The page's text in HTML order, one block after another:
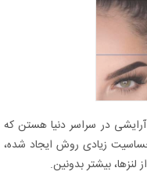
آرایشی در سراسر دنیا هستن که
زیادی روش ایجاد شده،
لنزها، بیشتر بدونین.